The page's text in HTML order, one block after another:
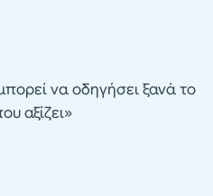
να οδηγήσει ξανά το
αξίζει»